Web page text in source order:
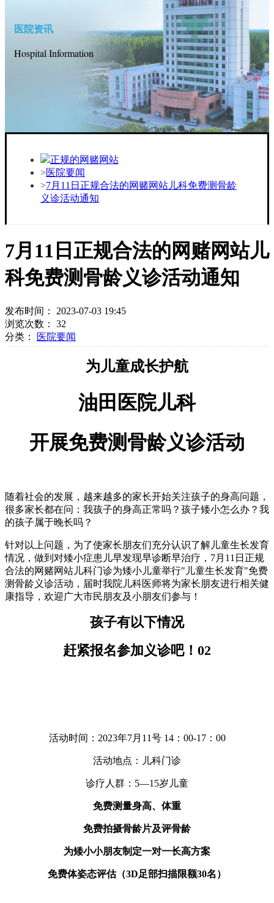
医院资讯
Hospital Information
正规的网赌网站
医院要闻
7月11日正规合法的网赌网站儿科免费测骨龄
义诊活动通知
7月11日正规合法的网赌网站儿
科免费测骨龄义诊活动通知
发布时间： 2023-07-03 19:45
浏览次数： 32
分类：
医院要闻
为儿童成长护航
油田医院儿科
开展免费测骨龄义诊活动
随着社会的发展，越来越多的家长开始关注孩子的身高问题，
很多家长都在问：我孩子的身高正常吗？孩子矮小怎么办？我
的孩子属于晚长吗？
针对以上问题，为了使家长朋友们充分认识了解儿童生长发育
情况，做到对矮小症患儿早发现早诊断早治疗，7月11日正规
合法的网赌网站儿科门诊为矮小儿童举行"儿童生长发育"免费
测骨龄义诊活动，届时我院儿科医师将为家长朋友进行相关健
康指导，欢迎广大市民朋友及小朋友们参与！
孩子有以下情况
赶紧报名参加义诊吧！ 02
活动时间：2023年7月11号 14：00-17：00
活动地点：儿科门诊
诊疗人群：5—15岁儿童
免费测量身高、体重
免费拍摄骨龄片及评骨龄
为矮小小朋友制定一对一长高方案
免费体姿态评估（3D足部扫描限额30名）